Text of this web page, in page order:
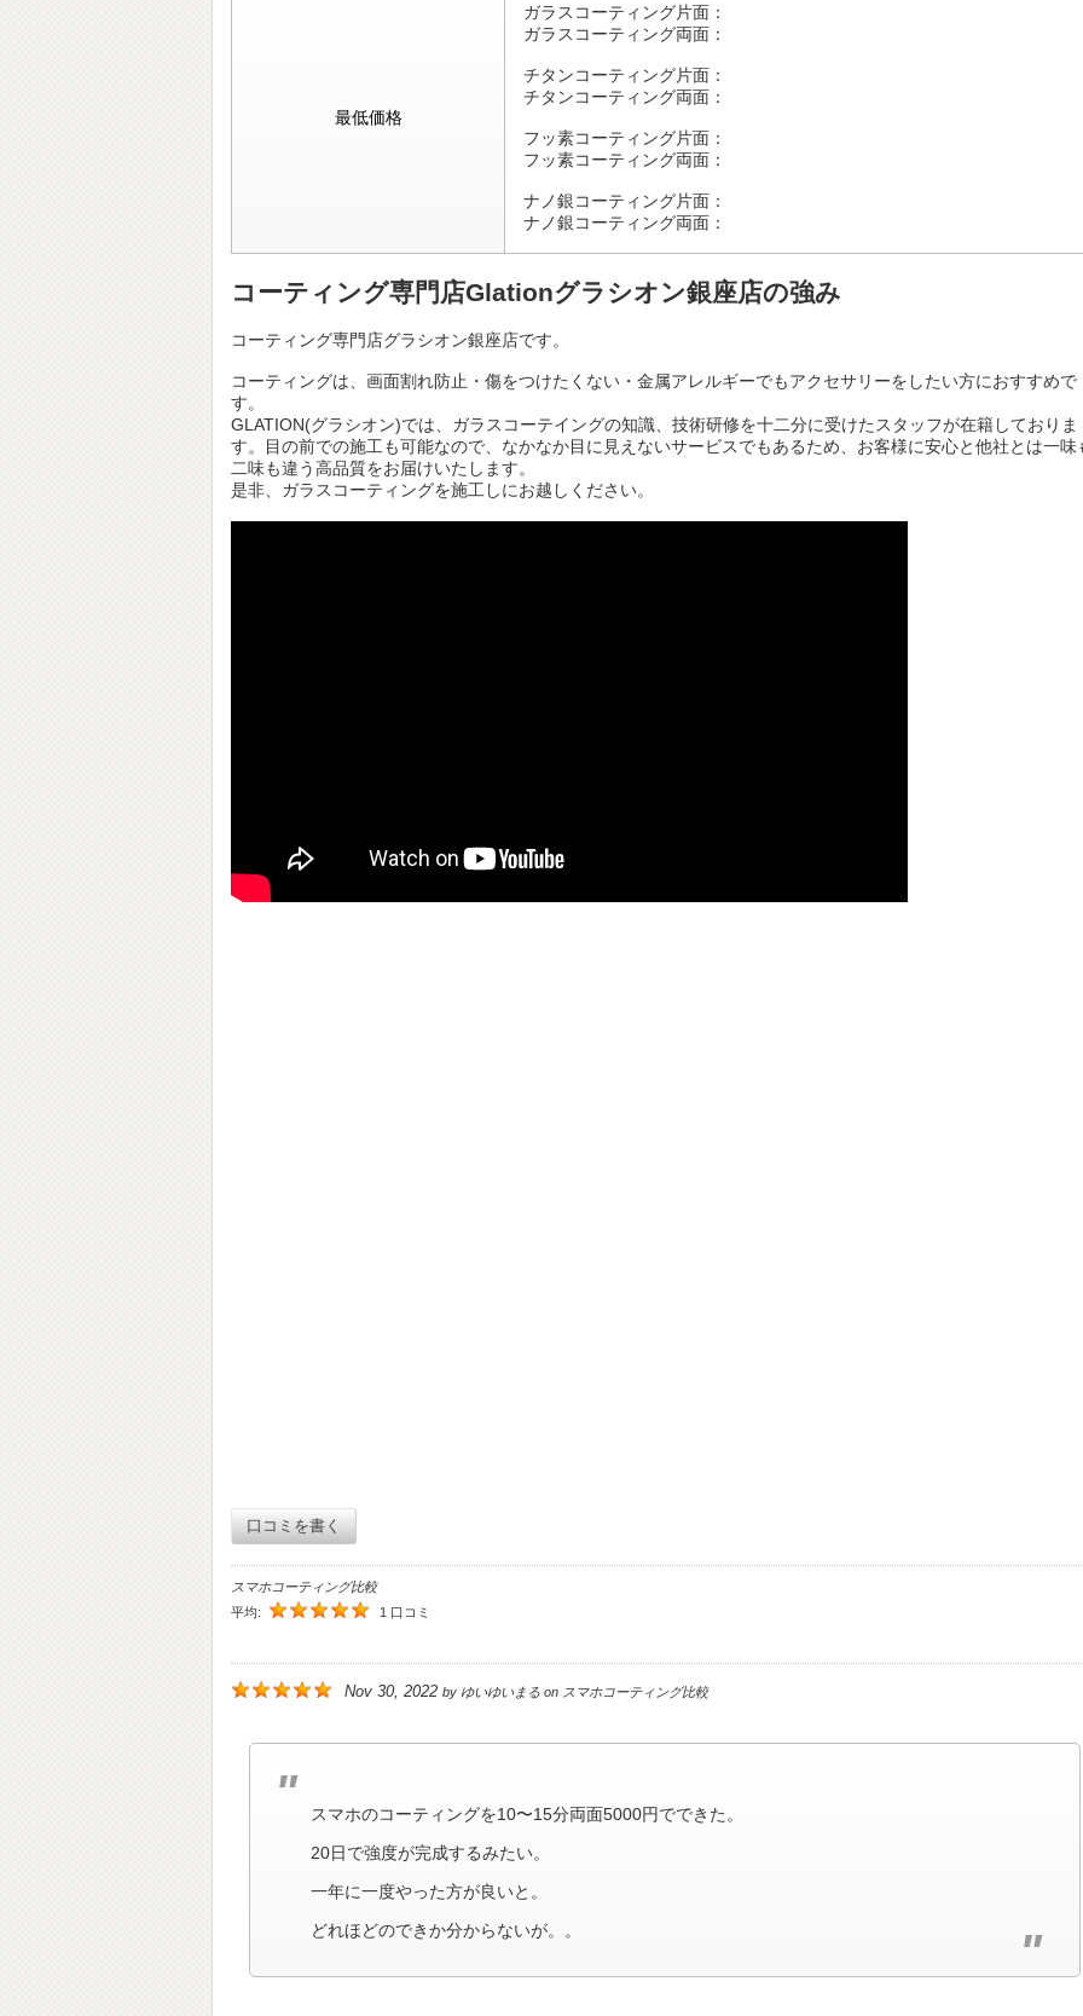
最低価格
ガラスコーティング片面：
ガラスコーティング両面：
チタンコーティング片面：
チタンコーティング両面：
フッ素コーティング片面：
フッ素コーティング両面：
ナノ銀コーティング片面：
ナノ銀コーティング両面：
コーティング専門店Glationグラシオン銀座店の強み
コーティング専門店グラシオン銀座店です。
コーティングは、画面割れ防止・傷をつけたくない・金属アレルギーでもアクセサリーをしたい方におすすめで
す。
GLATION(グラシオン)では、ガラスコーテイングの知識、技術研修を十二分に受けたスタッフが在籍しておりま
す。目の前での施工も可能なので、なかなか目に見えないサービスでもあるため、お客様に安心と他社とは一味
二味も違う高品質をお届けいたします。
是非、ガラスコーティングを施工しにお越しください。
口コミを書く
スマホコーティング比較
平均:
1 口コミ
Nov 30, 2022 by ゆいゆいまる on スマホコーティング比較
スマホのコーティングを10〜15分両面5000円でできた。
20日で強度が完成するみたい。
一年に一度やった方が良いと。
どれほどのできか分からないが。。